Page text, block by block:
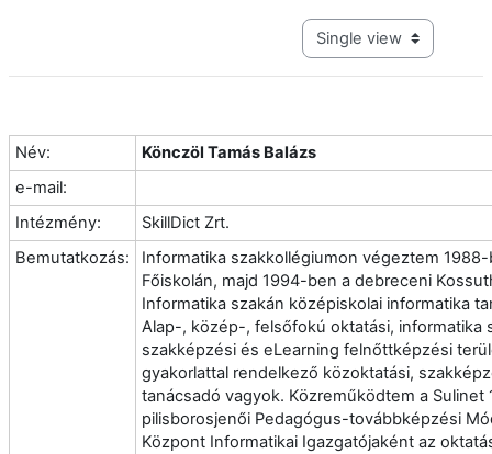
View mode tertiary
Név:
Könczöl Tamás Balázs
e-mail:
Intézmény:
SkillDict Zrt.
Bemutatkozás:
Informatika szakkollégiumon végeztem
Főiskolán, majd 1994-ben a debreceni
Informatika szakán középiskolai informatika
Alap-, közép-, felsőfokú oktatási, informatika
szakképzési és eLearning felnőttképzési
gyakorlattal rendelkező közoktatási,
tanácsadó vagyok. Közreműködtem a Sulinet
pilisborosjenői Pedagógus-továbbképzési
Központ Informatikai Igazgatójaként az